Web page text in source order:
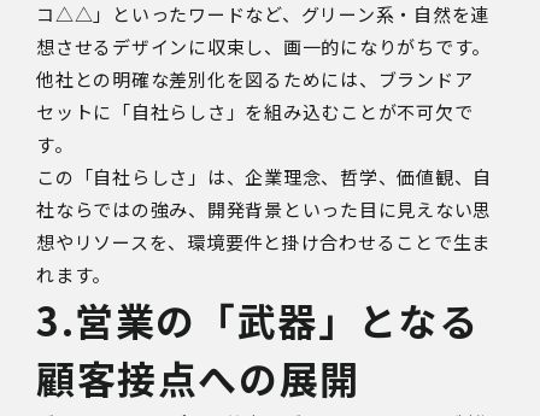
コ△△」といったワードなど、グリーン系・自然を連
想させるデザインに収束し、画一的になりがちです。
他社との明確な差別化を図るためには、ブランドア
セットに「自社らしさ」を組み込むことが不可欠で
す。
この「自社らしさ」は、企業理念、哲学、価値観、自
社ならではの強み、開発背景といった目に見えない思
想やリソースを、環境要件と掛け合わせることで生ま
れます。
3.営業の「武器」となる
顧客接点への展開